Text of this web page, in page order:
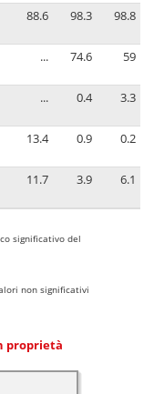
88.6 98.3 98.8
... 74.6 59
... 0.4 3.3
13.4 0.9 0.2
11.7 3.9 6.1
significativo del
non significativi
proprietà